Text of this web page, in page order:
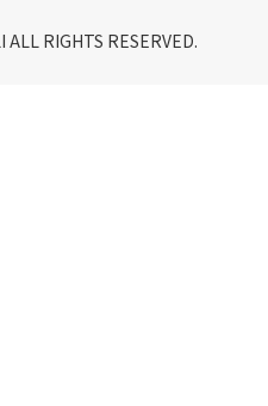
RIGHTS RESERVED.